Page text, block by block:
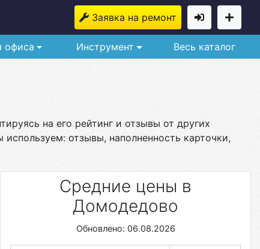
Заявка на ремонт
офиса Инструмент Весь каталог
на его рейтинг и отзывы от других
отзывы, наполненность карточки,
Средние цены в
Домодедово
Обновлено: 06.08.2026